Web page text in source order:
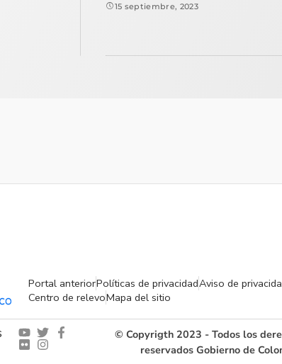
15 septiembre, 2023
Portal anteriorPolíticas de privacidadAviso de
Centro de relevoMapa del sitio
© Copyrigth 2023 - Todos los
reservados Gobierno de